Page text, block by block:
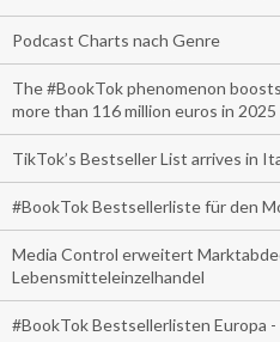
Podcast Charts nach Genre
The #BookTok phenomenon
more than 116 million euros in 2025
TikTok’s Bestseller List arrives in
#BookTok Bestsellerliste für den
Media Control erweitert
Lebensmitteleinzelhandel
#BookTok Bestsellerlisten Europa